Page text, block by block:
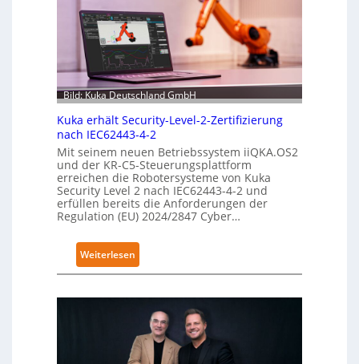
Bild: Kuka Deutschland GmbH
Kuka erhält Security-Level-2-Zertifizierung
nach IEC62443-4-2
Mit seinem neuen Betriebssystem iiQKA.OS2
und der KR-C5-Steuerungsplattform
erreichen die Robotersysteme von Kuka
Security Level 2 nach IEC62443-4-2 und
erfüllen bereits die Anforderungen der
Regulation (EU) 2024/2847 Cyber…
Weiterlesen
K
e